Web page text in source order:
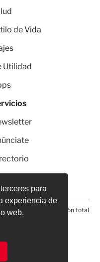
para
experiencia de
web.
de Vida
Utilidad
la reproducción total
medio electrónico*